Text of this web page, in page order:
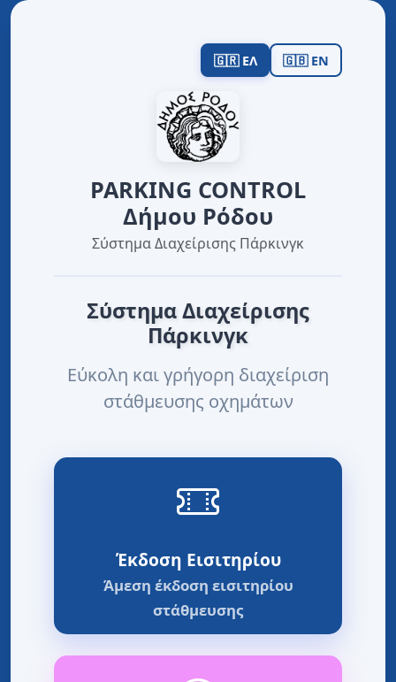
🇬🇷 ΕΛ 🇬🇧 EN
PARKING CONTROL
Δήμου Ρόδου
Σύστημα Διαχείρισης Πάρκινγκ
Σύστημα Διαχείρισης
Πάρκινγκ
Εύκολη και γρήγορη διαχείριση
στάθμευσης οχημάτων
Έκδοση Εισιτηρίου
Άμεση έκδοση εισιτηρίου
στάθμευσης